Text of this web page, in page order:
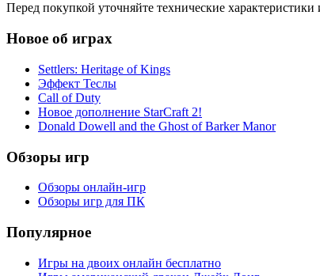
Перед покупкой уточняйте технические
Новое об играх
Settlers: Heritage of Kings
Эффект Теслы
Call of Duty
Новое дополнение StarCraft 2!
Donald Dowell and the Ghost of Barker Manor
Обзоры игр
Обзоры онлайн-игр
Обзоры игр для ПК
Популярное
Игры на двоих онлайн бесплатно